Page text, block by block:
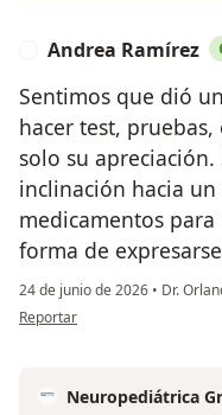
Andrea Ramírez
Sentimos que dió
hacer test,
solo su
inclinación hacia
medicamentos
forma de
24 de junio de 2026 • Dr.
en opinión del usuario Andrea
Reportar
Neuropediátrica